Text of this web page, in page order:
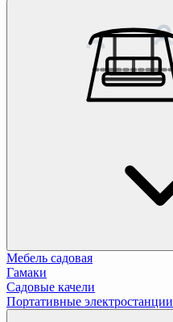
Мебель садовая
Гамаки
Садовые качели
Портативные электростанции